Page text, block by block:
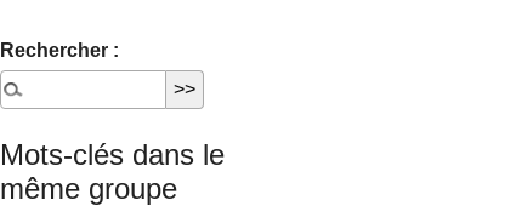
Rechercher :
Mots-clés dans le
même groupe